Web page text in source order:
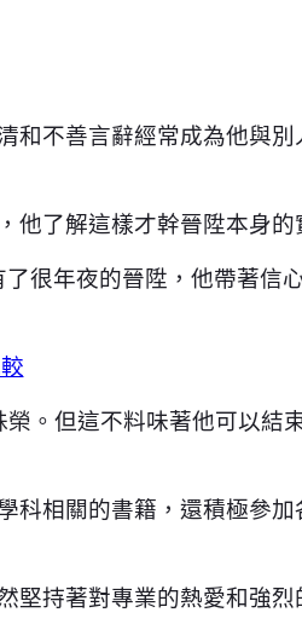
和不善言辭經常成為他與
他了解這樣才幹晉陞本身的
很年夜的晉陞，他帶著信
榮。但這不料味著他可以結
相關的書籍，還積極參
堅持著對專業的熱愛和強